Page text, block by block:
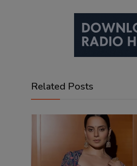
Related Posts